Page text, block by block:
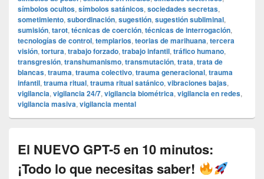
símbolos ocultos, símbolos satánicos, sociedades secretas,
sometimiento, subordinación, sugestión, sugestión subliminal,
sumisión, tarot, técnicas de coerción, técnicas de interrogación,
tecnologías de control, templarios, teorias de marihuana, tercera
visión, tortura, trabajo forzado, trabajo infantil, tráfico humano,
transgresión, transhumanismo, transmutación, trata, trata de
blancas, trauma, trauma colectivo, trauma generacional, trauma
infantil, trauma ritual, trauma ritual satánico, vibraciones bajas,
vigilancia, vigilancia 24/7, vigilancia biométrica, vigilancia en redes,
vigilancia masiva, vigilancia mental
El NUEVO GPT-5 en 10 minutos:
¡Todo lo que necesitas saber!